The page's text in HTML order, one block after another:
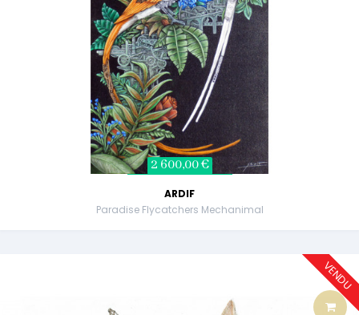
2 600,00 €
ARDIF
Paradise Flycatchers Mechanimal
VENDU